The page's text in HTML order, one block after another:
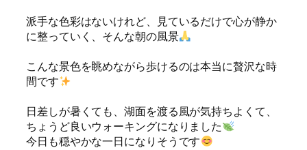
派手な色彩はないけれど、見ているだけで心が静か
に整っていく、そんな朝の風景
こんな景色を眺めながら歩けるのは本当に贅沢な時
間です
日差しが暑くても、湖面を渡る風が気持ちよくて、
ちょうど良いウォーキングになりました
今日も穏やかな一日になりそうです